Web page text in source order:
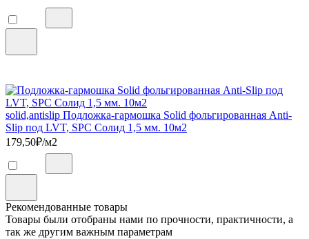
solid,antislip Подложка-гармошка Solid фольгированная Anti-
Slip под LVT, SPC Солид 1,5 мм. 10м2
179,50₽/м2
Рекомендованные товары
Товары были отобраны нами по прочности, практичности, а
так же другим важным параметрам